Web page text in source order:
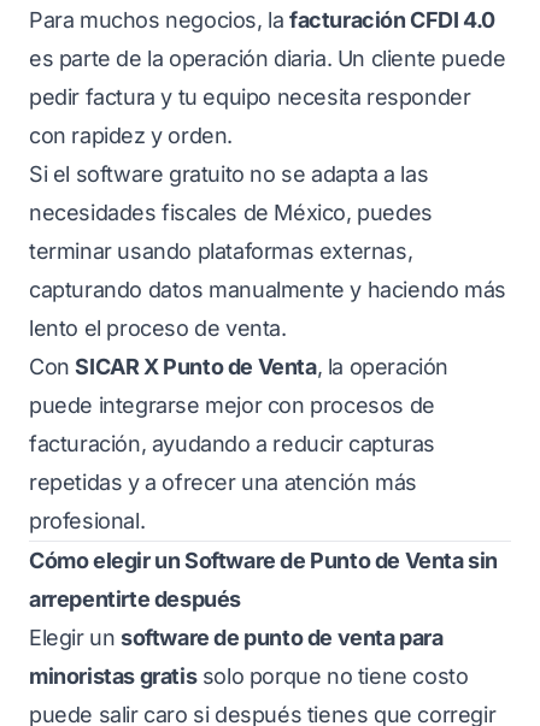
Para muchos negocios, la facturación CFDI 4.0
es parte de la operación diaria. Un cliente puede
pedir factura y tu equipo necesita responder
con rapidez y orden.
Si el software gratuito no se adapta a las
necesidades fiscales de México, puedes
terminar usando plataformas externas,
capturando datos manualmente y haciendo más
lento el proceso de venta.
ConSICAR X Punto de Venta, la operación
puede integrarse mejor con procesos de
facturación, ayudando a reducir capturas
repetidas y a ofrecer una atención más
profesional.
Cómo elegir un Software de Punto de Venta sin
arrepentirte después
Elegir un software de punto de venta para
minoristas gratissolo porque no tiene costo
puede salir caro si después tienes que corregir